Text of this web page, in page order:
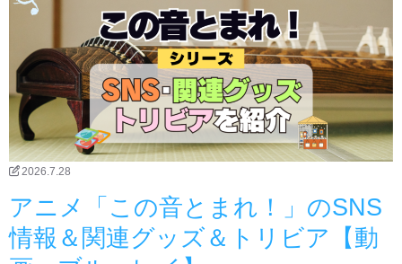
2026.7.28
アニメ「この音とまれ！」のSNS
情報＆関連グッズ＆トリビア【動